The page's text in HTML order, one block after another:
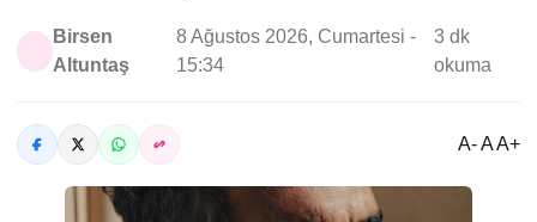
Birsen
Altuntaş
8 Ağustos 2026, Cumartesi -
15:34
3 dk
okuma
A- A A+